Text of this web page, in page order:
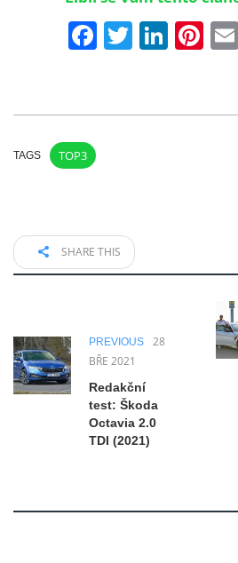
Facebook
Twitter
TAGS TOP3
SHARE THIS
PREVIOUS
28
BŘE 2021
Redakční
test: Škoda
Octavia 2.0
TDI (2021)